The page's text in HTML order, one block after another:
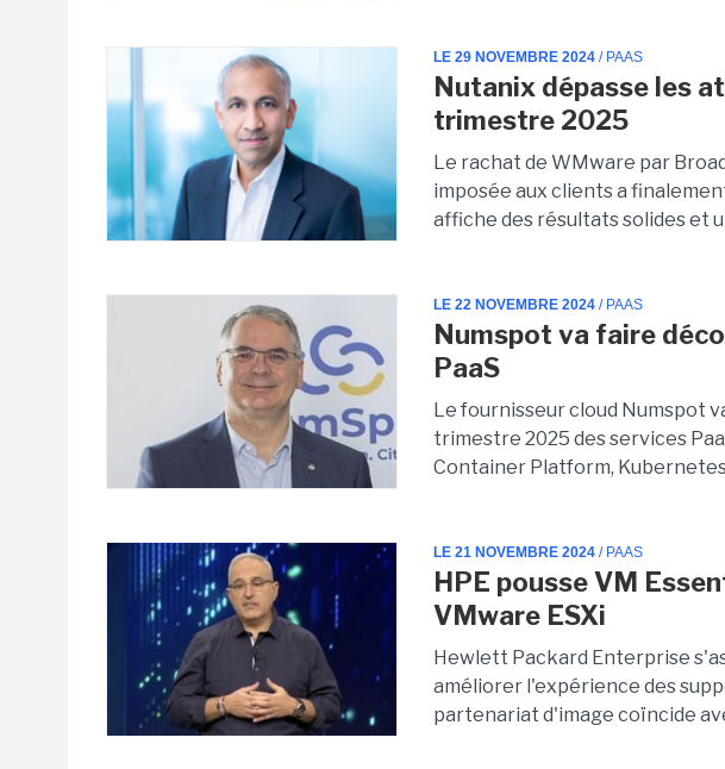
LE 29 NOVEMBRE 2024 / PAAS
Nutanix dépasse les
trimestre 2025
Le rachat de WMware par
imposée aux clients a
affiche des résultats solides et
LE 22 NOVEMBRE 2024 / PAAS
Numspot va faire
PaaS
Le fournisseur cloud Numspot
trimestre 2025 des services
Container Platform,
LE 21 NOVEMBRE 2024 / PAAS
HPE pousse VM
VMware ESXi
Hewlett Packard Enterprise
améliorer l'expérience des
partenariat d'image coïncide